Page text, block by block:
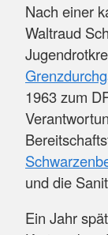
Nach einer
Waltraud
1963 zum
und die
Ein Jahr